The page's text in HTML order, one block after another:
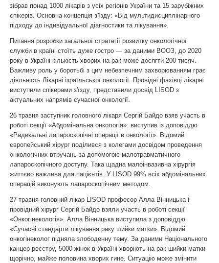
зібрав понад 1000 лікарів з усіх регіонів України та 15 зарубіжних
спікерів. Основна концепція з'їзду: «Від мультидисциплінарного
підходу до індивідуальної діагностики та лікування».
Питання розробки загальної стратегії розвитку онкологічної
служби в країні стоїть дуже гостро — за даними ВООЗ, до 2020
року в Україні кількість хворих на рак може досягти 200 тисяч.
Важливу роль у боротьбі з цим небезпечним захворюванням грає
діяльність Лікарні ізраїльської онкології. Провідні фахівці лікарні
виступили спікерами з'їзду, представили досвід LISOD з
актуальних напрямів сучасної онкології.
26 травня заступник головного лікаря Сергій Байдо взяв участь в
роботі секції «Абдомінальна онкологія»: виступив із доповіддю
«Радикальні лапароскопічні операції в онкології». Відомий
європейський хірург поділився з колегами досвідом проведення
онкологічних втручань за допомогою малотравматичного
лапароскопічного доступу. Така щадна малоінвазивна хірургія
життєво важлива для пацієнтів. У LISOD 99% всіх абдомінальних
операцій виконують лапароскопічним методом.
27 травня головний лікар LISOD професор Алла Вінницька і
провідний хірург Сергій Байдо взяли участь в роботі секції
«Онкогінекологія». Алла Вінницька виступила з доповіддю
«Сучасні стандарти лікування раку шийки матки». Відомий
онкогінеколог підняла злободенну тему. За даними Національного
канцер-реєстру, 5000 жінок в Україні хворіють на рак шийки матки
щорічно, майже половина хворих гине. Ситуацію може змінити